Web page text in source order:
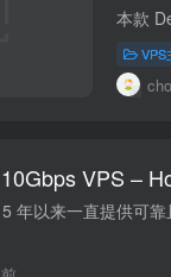
VPS
VPS –